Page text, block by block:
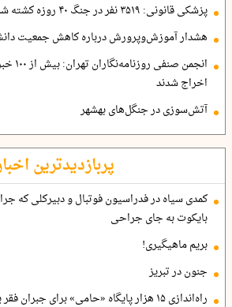
پزشکی قانونی: ۳۵۱۹ نفر در جنگ ۴۰ روزه کشته شدند
هشدار آموزش‌وپرورش درباره کاهش جمعیت
اخراج شدند
آتش‌سوزی در جنگل‌های بهشهر
پربازدیدترین
کمدی سیاه در فدراسیون فوتبال و دبیرکلی که
بایکوت به جای جراحی
بریم ماهیگیری!
جنون در تبریز
راه‌اندازی ۱۵ هزار پایگاه «حامی» برای جبران فقر یادگیری دانش‌آموزان